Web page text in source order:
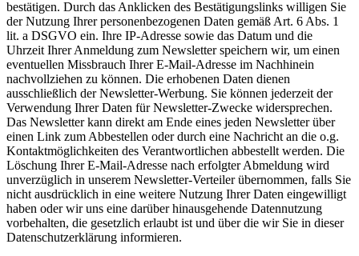
bestätigen. Durch das Anklicken des Bestätigungslinks willigen Sie
der Nutzung Ihrer personenbezogenen Daten gemäß Art. 6 Abs. 1
lit. a DSGVO ein. Ihre IP-Adresse sowie das Datum und die
Uhrzeit Ihrer Anmeldung zum Newsletter speichern wir, um einen
eventuellen Missbrauch Ihrer E-Mail-Adresse im Nachhinein
nachvollziehen zu können. Die erhobenen Daten dienen
ausschließlich der Newsletter-Werbung. Sie können jederzeit der
Verwendung Ihrer Daten für Newsletter-Zwecke widersprechen.
Das Newsletter kann direkt am Ende eines jeden Newsletter über
einen Link zum Abbestellen oder durch eine Nachricht an die o.g.
Kontaktmöglichkeiten des Verantwortlichen abbestellt werden. Die
Löschung Ihrer E-Mail-Adresse nach erfolgter Abmeldung wird
unverzüglich in unserem Newsletter-Verteiler übernommen, falls Sie
nicht ausdrücklich in eine weitere Nutzung Ihrer Daten eingewilligt
haben oder wir uns eine darüber hinausgehende Datennutzung
vorbehalten, die gesetzlich erlaubt ist und über die wir Sie in dieser
Datenschutzerklärung informieren.